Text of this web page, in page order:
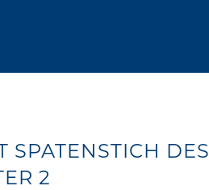
SPATENSTICH DES
2